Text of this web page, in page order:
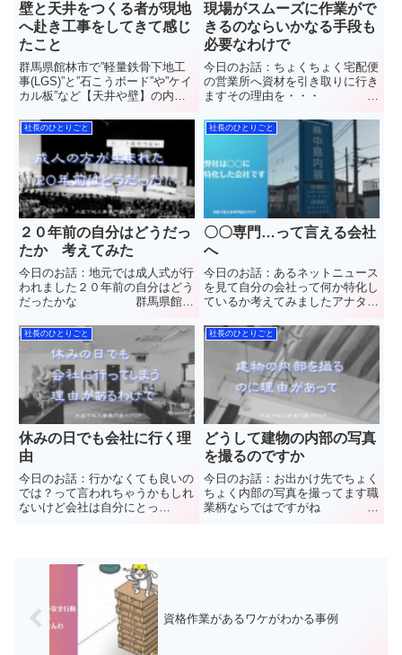
壁と天井をつくる者が現地
へ赴き工事をしてきて感じ
たこと
群馬県館林市で”軽量鉄骨下地工
事(LGS)”と”石こうボード”や”ケイ
カル板”など【天井や壁】の内装
装の中島と申します昨夜行った店
舗の修繕工事無事に完了しました
どんな工事を行ったかは別に機会
にじっくりと持論を...
現場がスムーズに作業がで
きるのならいかなる手段も
必要なわけで
今日のお話：ちょくちょく宅配便
の営業所へ資材を引き取りに行き
ますその理由を・・・
事(LGS)”と”石こうボード”や”ケイ
カル板”など【天井や壁】の内装
工事を施工しています(株)中島内
装の中島と申します...
社長のひとりごと
２０年前の自分はどうだっ
たか 考えてみた
今日のお話：地元では成人式が行
われました２０年前の自分はどう
だったかな 群馬県館林
(LGS)”と”石こうボード”や”ケイカ
ル板”など【天井や壁】の内装工
事を施工しています(株)中島内装
の中島と申します普段見るこ...
社長のひとりごと
〇〇専門…って言える会社
へ
今日のお話：あるネットニュース
を見て自分の会社って何か特化し
ているか考えてみましたアナタの
馬県館林市で”軽量鉄骨下地工事
(LGS)”と”石こうボード”や”ケイカ
ル板”など【天井や壁】の内装工
事を施工しています(...
社長のひとりごと
休みの日でも会社に行く理
由
今日のお話：行かなくても良いの
では？って言われちゃうかもしれ
ないけど会社は自分にとっ
【天井や壁】の内装工事を施工し
ています(株)中島内装の中...
社長のひとりごと
どうして建物の内部の写真
を撮るのですか
今日のお話：お出かけ先でちょく
ちょく内部の写真を撮ってます職
業柄ならではですがね
資格作業があるワケがわかる事例